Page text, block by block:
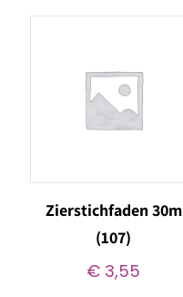
Zierstichfaden 30m
(107)
€ 3,55